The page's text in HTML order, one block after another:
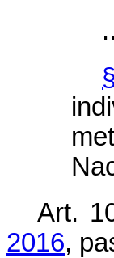
Art.
2016,